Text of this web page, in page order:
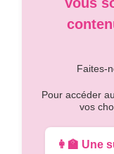
Faites-
Pour accéder
vos
👩‍🏫 Une